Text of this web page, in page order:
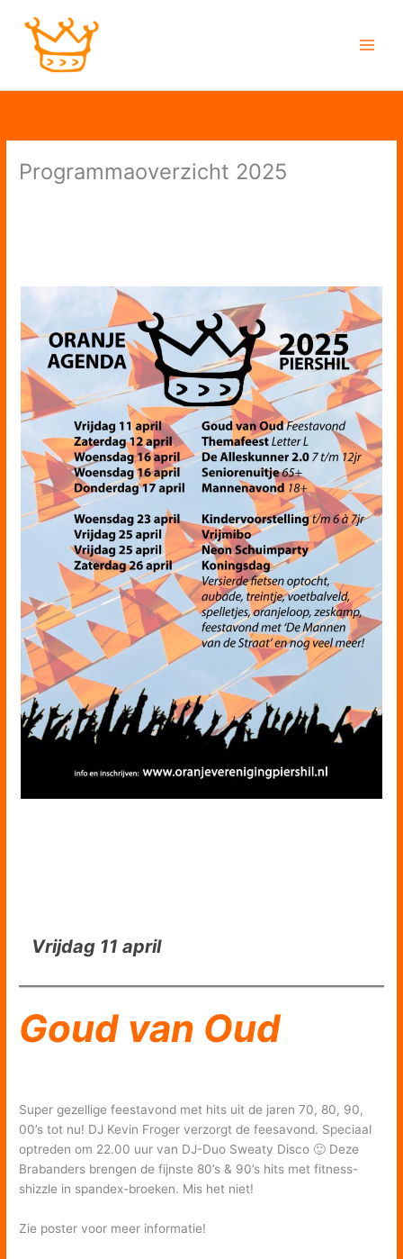
naar
Programmaoverzicht 2025
Vrijdag 11 april
Goud van Oud
Super gezellige feestavond met hits uit de jaren 70, 80, 90,
00’s tot nu! DJ Kevin Froger verzorgt de feesavond. Speciaal
optreden om 22.00 uur van DJ-Duo Sweaty Disco 🙂 Deze
Brabanders brengen de fijnste 80’s & 90’s hits met fitness-
shizzle in spandex-broeken. Mis het niet!
Zie poster voor meer informatie!